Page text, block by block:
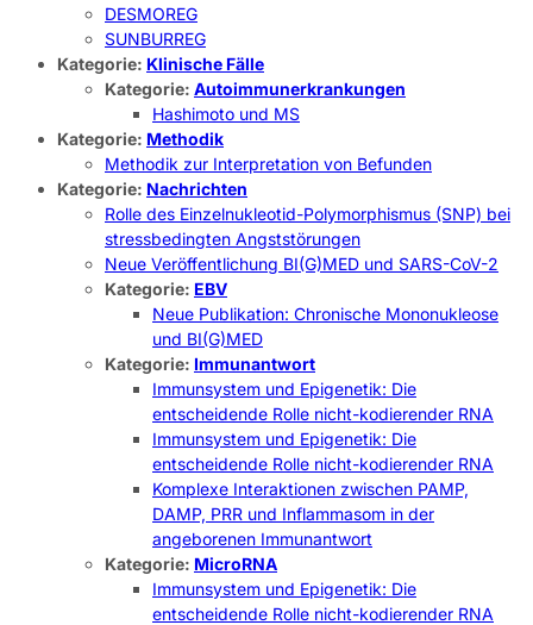
DESMOREG
SUNBURREG
Kategorie: Klinische Fälle
Kategorie: Autoimmunerkrankungen
Hashimoto und MS
Kategorie: Methodik
Methodik zur Interpretation von Befunden
Kategorie: Nachrichten
Rolle des Einzelnukleotid-Polymorphismus (SNP) bei
stressbedingten Angststörungen
Neue Veröffentlichung BI(G)MED und SARS-CoV-2
Kategorie: EBV
Neue Publikation: Chronische Mononukleose
und BI(G)MED
Kategorie: Immunantwort
Immunsystem und Epigenetik: Die
entscheidende Rolle nicht-kodierender RNA
Immunsystem und Epigenetik: Die
entscheidende Rolle nicht-kodierender RNA
Komplexe Interaktionen zwischen PAMP,
DAMP, PRR und Inflammasom in der
angeborenen Immunantwort
Kategorie: MicroRNA
Immunsystem und Epigenetik: Die
entscheidende Rolle nicht-kodierender RNA